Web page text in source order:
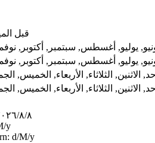
قبل
يوليو, أغسطس, سبتمبر, أكتوبر,
يوليو, أغسطس, سبتمبر, أكتوبر,
الاثنين, الثلاثاء, الأربعاء, الخميس,
الاثنين, الثلاثاء, الأربعاء, الخميس,
Example: ٨‏/٨‏/٢٠٢٦
Pattern: d‏/M‏/y
Local Pattern: d‏/M‏/y